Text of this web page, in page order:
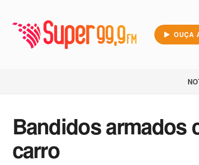
OUÇA
Bandidos armados
carro